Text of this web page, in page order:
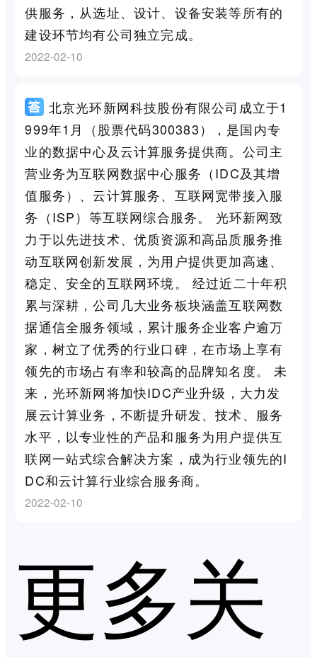
供服务，从选址、设计、设备安装等所有的
建设环节均有公司独立完成。
2022-02-10
北京光环新网科技股份有限公司成立于1
999年1月（股票代码300383），是国内专
业的数据中心及云计算服务提供商。公司主
营业务为互联网数据中心服务（IDC及其增
值服务）、云计算服务、互联网宽带接入服
务（ISP）等互联网综合服务。 光环新网致
力于以先进技术、优质资源和高品质服务推
动互联网创新发展，为用户提供更加高速、
稳定、安全的互联网环境。 经过近二十年积
累与深耕，公司几大业务板块涵盖互联网数
据通信全服务领域，累计服务企业客户逾万
家，树立了优秀的行业口碑，在市场上享有
领先的市场占有率和较高的品牌知名度。 未
来，光环新网将加快IDC产业升级，大力发
展云计算业务，不断提升研发、技术、服务
水平，以专业性的产品和服务为用户提供互
联网一站式综合解决方案，成为行业领先的I
DC和云计算行业综合服务商。
2022-02-10
更多关